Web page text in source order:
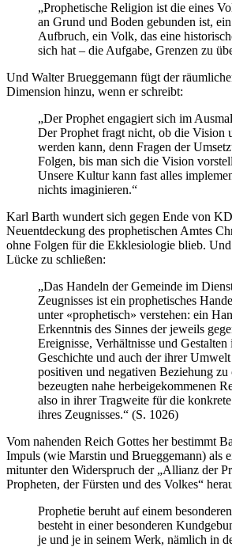
„Prophetische Religion ist die eines
an Grund und Boden gebunden ist,
Aufbruch, ein Volk, das eine
sich hat – die Aufgabe, Grenzen zu
Und Walter Brueggemann fügt der
Dimension hinzu, wenn er schreibt:
„Der Prophet engagiert sich im
Der Prophet fragt nicht, ob die Vision
werden kann, denn Fragen der
Folgen, bis man sich die Vision
Unsere Kultur kann fast alles
nichts imaginieren.“
Karl Barth wundert sich gegen Ende von
Neuentdeckung des prophetischen Amtes
ohne Folgen für die Ekklesiologie blieb.
Lücke zu schließen:
„Das Handeln der Gemeinde im
Zeugnisses ist ein prophetisches
unter «prophetisch» verstehen: ein
Erkenntnis des Sinnes der jeweils
Ereignisse, Verhältnisse und Gestalten
Geschichte und auch der ihrer
positiven und negativen Beziehung
bezeugten nahe herbeigekommenen
also in ihrer Tragweite für die konkrete
ihres Zeugnisses.“ (S. 1026)
Vom nahenden Reich Gottes her bestimmt
Impuls (wie Marstin und Brueggemann) als
mitunter den Widerspruch der „Allianz der
Propheten, der Fürsten und des Volkes“
Prophetie beruht auf einem
besteht in einer besonderen
je und je in seinem Werk, nämlich in